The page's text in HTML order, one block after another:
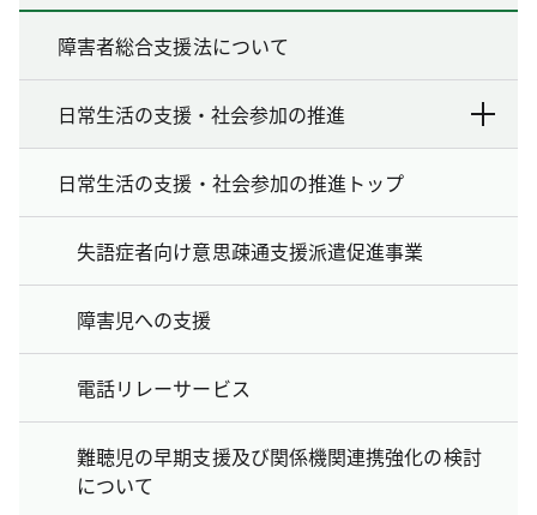
障害者総合支援法について
日常生活の支援・社会参加の推進
日常生活の支援・社会参加の推進トップ
失語症者向け意思疎通支援派遣促進事業
障害児への支援
電話リレーサービス
難聴児の早期支援及び関係機関連携強化の検討
について